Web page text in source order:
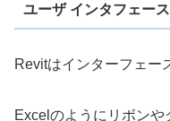
ユーザ インタフェー
Revitはインターフェー
Excelのようにリボン